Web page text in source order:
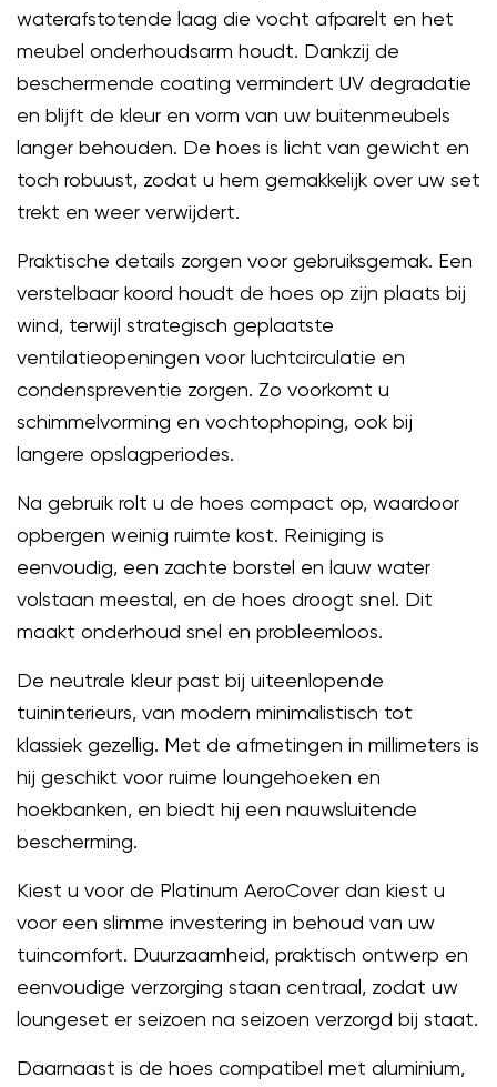
waterafstotende laag die vocht afparelt en het
meubel onderhoudsarm houdt. Dankzij de
beschermende coating vermindert UV degradatie
en blijft de kleur en vorm van uw buitenmeubels
langer behouden. De hoes is licht van gewicht en
toch robuust, zodat u hem gemakkelijk over uw set
trekt en weer verwijdert.
Praktische details zorgen voor gebruiksgemak. Een
verstelbaar koord houdt de hoes op zijn plaats bij
wind, terwijl strategisch geplaatste
ventilatieopeningen voor luchtcirculatie en
condenspreventie zorgen. Zo voorkomt u
schimmelvorming en vochtophoping, ook bij
langere opslagperiodes.
Na gebruik rolt u de hoes compact op, waardoor
opbergen weinig ruimte kost. Reiniging is
eenvoudig, een zachte borstel en lauw water
volstaan meestal, en de hoes droogt snel. Dit
maakt onderhoud snel en probleemloos.
De neutrale kleur past bij uiteenlopende
tuininterieurs, van modern minimalistisch tot
klassiek gezellig. Met de afmetingen in millimeters is
hij geschikt voor ruime loungehoeken en
hoekbanken, en biedt hij een nauwsluitende
bescherming.
Kiest u voor de Platinum AeroCover dan kiest u
voor een slimme investering in behoud van uw
tuincomfort. Duurzaamheid, praktisch ontwerp en
eenvoudige verzorging staan centraal, zodat uw
loungeset er seizoen na seizoen verzorgd bij staat.
Daarnaast is de hoes compatibel met aluminium,